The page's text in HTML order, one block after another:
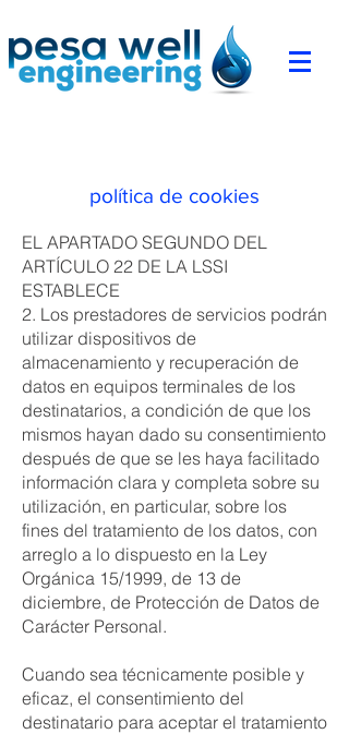
política de cookies
EL APARTADO SEGUNDO DEL
ARTÍCULO 22 DE LA LSSI
ESTABLECE
2. Los prestadores de servicios podrán
utilizar dispositivos de
almacenamiento y recuperación de
datos en equipos terminales de los
destinatarios, a condición de que los
mismos hayan dado su consentimiento
después de que se les haya facilitado
información clara y completa sobre su
utilización, en particular, sobre los
fines del tratamiento de los datos, con
arreglo a lo dispuesto en la Ley
Orgánica 15/1999, de 13 de
diciembre, de Protección de Datos de
Carácter Personal.
Cuando sea técnicamente posible y
eficaz, el consentimiento del
destinatario para aceptar el tratamiento